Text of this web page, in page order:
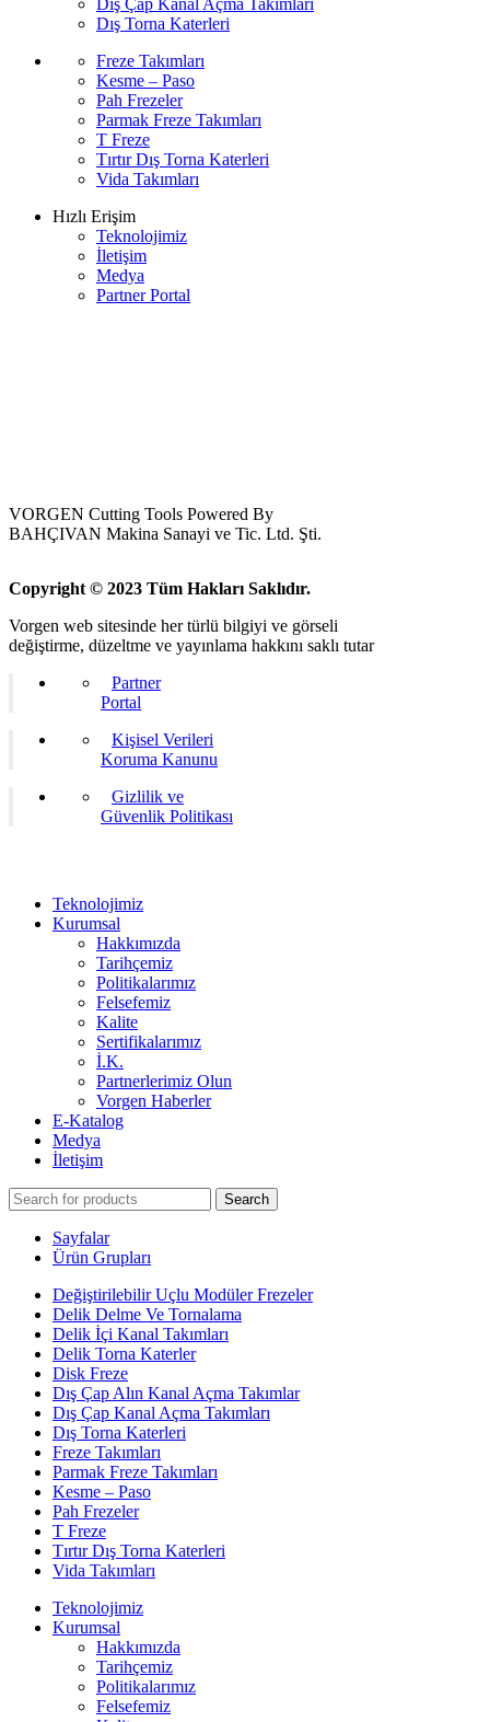
Dış Torna Katerleri
Freze Takımları
Kesme – Paso
Pah Frezeler
Parmak Freze Takımları
T Freze
Tırtır Dış Torna Katerleri
Vida Takımları
Hızlı Erişim
Teknolojimiz
İletişim
Medya
Partner Portal
VORGEN Cutting Tools Powered By
BAHÇIVAN Makina Sanayi ve Tic. Ltd. Şti.
Copyright © 2023 Tüm Hakları Saklıdır.
Vorgen web sitesinde her türlü bilgiyi ve görseli
değiştirme, düzeltme ve yayınlama hakkını saklı tutar
Partner
Portal
Kişisel Verileri
Koruma Kanunu
Gizlilik ve
Güvenlik Politikası
Teknolojimiz
Kurumsal
Hakkımızda
Tarihçemiz
Politikalarımız
Felsefemiz
Kalite
Sertifikalarımız
İ.K.
Partnerlerimiz Olun
Vorgen Haberler
E-Katalog
Medya
İletişim
Search
Sayfalar
Ürün Grupları
Değiştirilebilir Uçlu Modüler Frezeler
Delik Delme Ve Tornalama
Delik İçi Kanal Takımları
Delik Torna Katerler
Disk Freze
Dış Çap Alın Kanal Açma Takımlar
Dış Çap Kanal Açma Takımları
Dış Torna Katerleri
Freze Takımları
Parmak Freze Takımları
Kesme – Paso
Pah Frezeler
T Freze
Tırtır Dış Torna Katerleri
Vida Takımları
Teknolojimiz
Kurumsal
Hakkımızda
Tarihçemiz
Politikalarımız
Felsefemiz